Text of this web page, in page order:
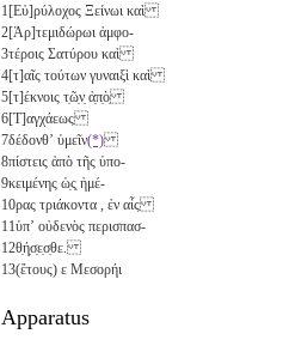
1 [Εὐ]ρύλοχος Ξείνωι καὶ
2[Ἀρ]τεμιδώρωι ἀμφο-
3τέροις Σατύρου καὶ
4[τ]αῖς τούτων γυναιξὶ καὶ
5[τ]έκνοις τ̣ῶ̣ν̣ ἀ̣π̣ὸ̣
6[Τ]αγχάεως
7δέδονθʼ ὑμεῖν(*)
8πίστεις ἀπὸ τῆς ὑπο-
9κειμένης ὡ̣ς̣ ἡμέ-
10ρας τριάκοντα
, ἐν αἷς
11ὑπʼ οὐδενὸς περισπασ-
12θ̣ή̣σ̣ε̣σ̣θε.
13(ἔτους) ε Μεσορήι
Apparatus